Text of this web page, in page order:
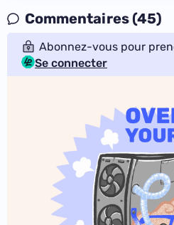
Commentaires (45)
Abonnez-vous pour
Se connecter